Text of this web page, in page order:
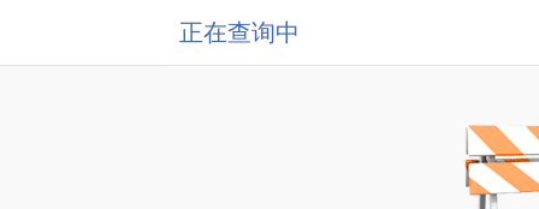
正在查询中